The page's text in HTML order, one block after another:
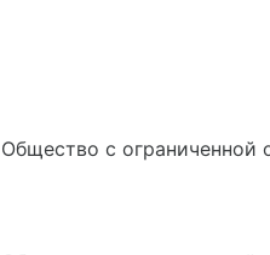
Общество с ограниченной